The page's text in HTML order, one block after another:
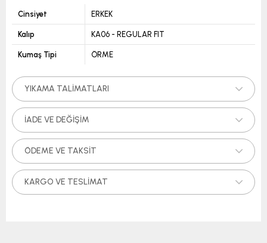
Cinsiyet ERKEK
Kalıp KA06 - REGULAR FIT
Kumaş Tipi ÖRME
YIKAMA TALIMATLARI
İADE VE DEĞIŞIM
ÖDEME VE TAKSIT
KARGO VE TESLIMAT